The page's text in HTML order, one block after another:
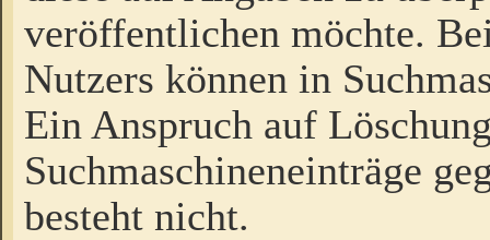
veröffentlichen möchte.
Nutzers können in
Ein Anspruch auf
Suchmaschineneinträge
besteht nicht.